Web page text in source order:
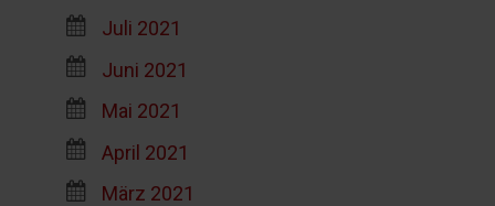
Juli 2021
Juni 2021
Mai 2021
April 2021
März 2021